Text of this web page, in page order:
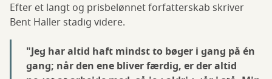
Efter et langt og prisbelønnet forfatterskab skriver
Bent Haller stadig videre.
"Jeg har altid haft mindst to bøger i gang på én
gang; når den ene bliver færdig, er der altid